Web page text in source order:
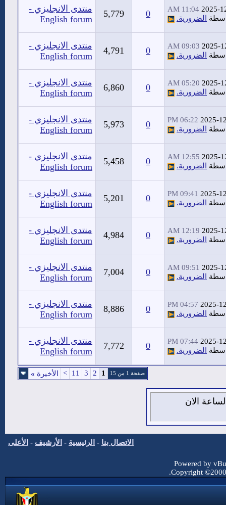
2025-
11:04 AM
الضرورية. 0
5,779
منتدى الانجليزي -
English forum
2025-
09:03 AM
الضرورية. 0
4,791
منتدى الانجليزي -
English forum
2025-
05:20 AM
الضرورية. 0
6,860
منتدى الانجليزي -
English forum
2025-
06:22 PM
الضرورية. 0
5,973
منتدى الانجليزي -
English forum
2025-
12:55 AM
الضرورية. 0
5,458
منتدى الانجليزي -
English forum
2025-
09:41 PM
الضرورية. 0
5,201
منتدى الانجليزي -
English forum
2025-
12:19 AM
الضرورية. 0
4,984
منتدى الانجليزي -
English forum
2025-
09:51 AM
الضرورية. 0
7,004
منتدى الانجليزي -
English forum
2025-
04:57 PM
الضرورية. 0
8,886
منتدى الانجليزي -
English forum
2025-
07:44 PM
الضرورية. 0
7,772
منتدى الانجليزي -
English forum
صفحة 1 من 15 1
2
3
11
> الأخيرة »
من اغسطس 2026 , الساعة الان
الاتصال بنا - الرئيسية - الأرشيف - الأعلى
Powered by
Copyright